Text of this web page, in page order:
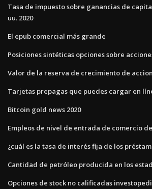
Tasa de impuesto sobre ganancias de
uu. 2020
El epub comercial más grande
Posiciones sintéticas opciones sobre
Valor de la reserva de crecimiento de
Tarjetas prepagas que puedes cargar en
Bitcoin gold news 2020
Empleos de nivel de entrada de comercio
¿cuál es la tasa de interés fija de los
Cantidad de petróleo producida en los
Opciones de stock no calificadas